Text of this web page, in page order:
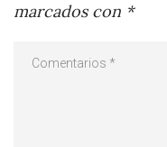
marcados con *